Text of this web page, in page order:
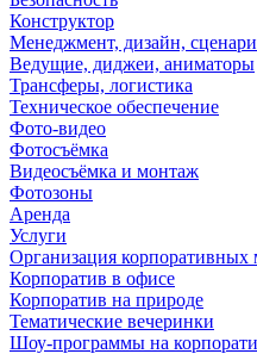
Конструктор
Менеджмент, дизайн,
Ведущие, диджеи, аниматоры
Трансферы, логистика
Техническое обеспечение
Фото-видео
Фотосъёмка
Видеосъёмка и монтаж
Фотозоны
Аренда
Услуги
Организация корпоративных
Корпоратив в офисе
Корпоратив на природе
Тематические вечеринки
Шоу-программы на